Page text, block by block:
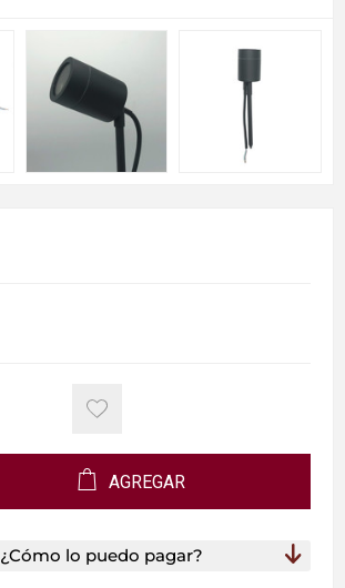
AGREGAR
¿Cómo lo puedo pagar?